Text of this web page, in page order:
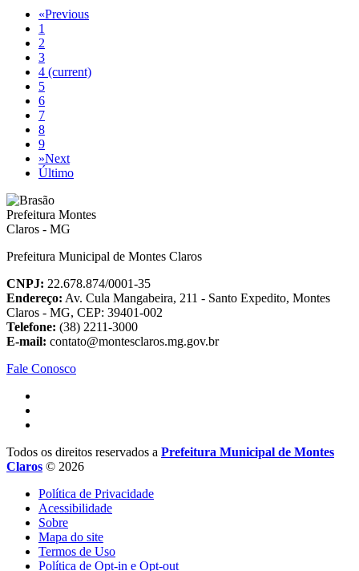
«Previous
1
2
3
4 (current)
5
6
7
8
9
»Next
Último
Prefeitura Municipal de Montes Claros
CNPJ: 22.678.874/0001-35
Endereço: Av. Cula Mangabeira, 211 - Santo Expedito, Montes
Claros - MG, CEP: 39401-002
Telefone: (38) 2211-3000
E-mail: contato@montesclaros.mg.gov.br
Fale Conosco
Todos os direitos reservados a Prefeitura Municipal de Montes
Claros © 2026
Política de Privacidade
Acessibilidade
Sobre
Mapa do site
Termos de Uso
Política de Opt-in e Opt-out